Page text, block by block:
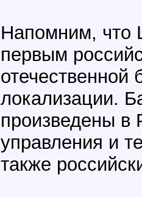
Напомним, что
первым
отечественной
локализации.
произведены в
управления и
также